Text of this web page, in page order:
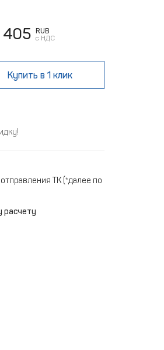
405
RUB
с НДС
Купить в 1 клик
ТК (*далее по
расчету